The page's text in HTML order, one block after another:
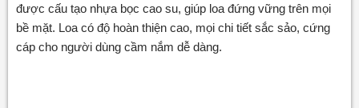
được cấu tạo nhựa bọc cao su, giúp loa đứng vững trên mọi
bề mặt. Loa có độ hoàn thiện cao, mọi chi tiết sắc sảo, cứng
cáp cho người dùng cầm nắm dễ dàng.